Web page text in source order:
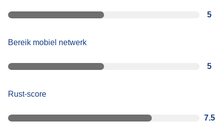
5
Bereik mobiel netwerk
5
Rust-score
7.5